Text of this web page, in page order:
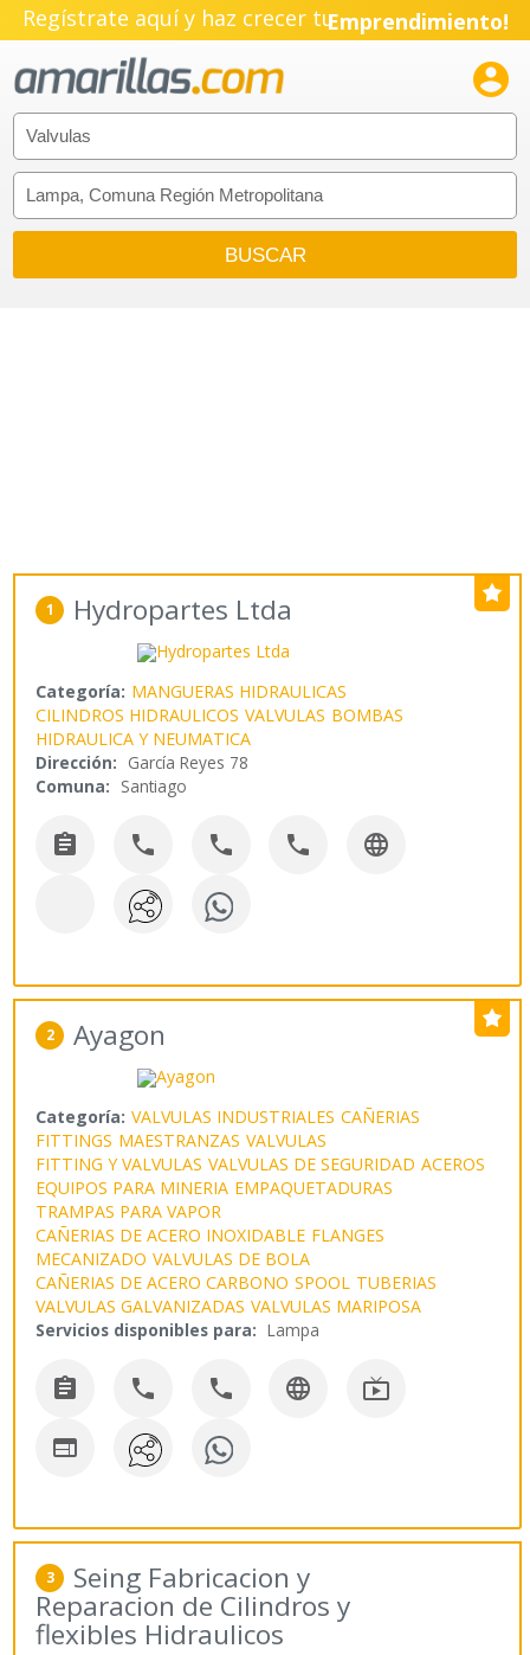
Regístrate aquí y haz crecer tu
Emprendimiento!

1 Hydropartes Ltda
Categoría: MANGUERAS HIDRAULICAS
CILINDROS HIDRAULICOS VALVULAS BOMBAS
HIDRAULICA Y NEUMATICA
Dirección: García Reyes 78
Comuna: Santiago
    
2 Ayagon
Categoría: VALVULAS INDUSTRIALES CAÑERIAS
FITTINGS MAESTRANZAS VALVULAS
FITTING Y VALVULAS VALVULAS DE SEGURIDAD ACEROS
EQUIPOS PARA MINERIA EMPAQUETADURAS
TRAMPAS PARA VAPOR
CAÑERIAS DE ACERO INOXIDABLE FLANGES
MECANIZADO VALVULAS DE BOLA
CAÑERIAS DE ACERO CARBONO SPOOL TUBERIAS
VALVULAS GALVANIZADAS VALVULAS MARIPOSA
Servicios disponibles para: Lampa
    

3 Seing Fabricacion y
Reparacion de Cilindros y
flexibles Hidraulicos